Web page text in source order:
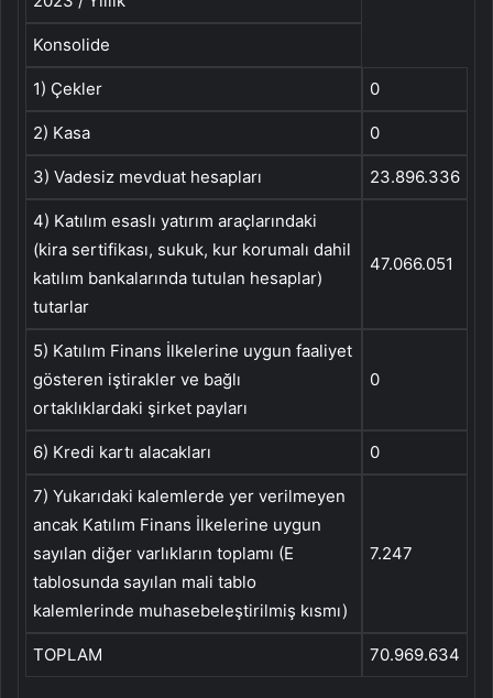
Konsolide
1) Çekler 0
2) Kasa 0
3) Vadesiz mevduat hesapları 23.896.336
4) Katılım esaslı yatırım araçlarındaki
(kira sertifikası, sukuk, kur korumalı dahil
katılım bankalarında tutulan hesaplar)
tutarlar
47.066.051
5) Katılım Finans İlkelerine uygun faaliyet
gösteren iştirakler ve bağlı
ortaklıklardaki şirket payları
0
6) Kredi kartı alacakları 0
7) Yukarıdaki kalemlerde yer verilmeyen
ancak Katılım Finans İlkelerine uygun
sayılan diğer varlıkların toplamı (E
tablosunda sayılan mali tablo
kalemlerinde muhasebeleştirilmiş kısmı)
7.247
TOPLAM 70.969.634